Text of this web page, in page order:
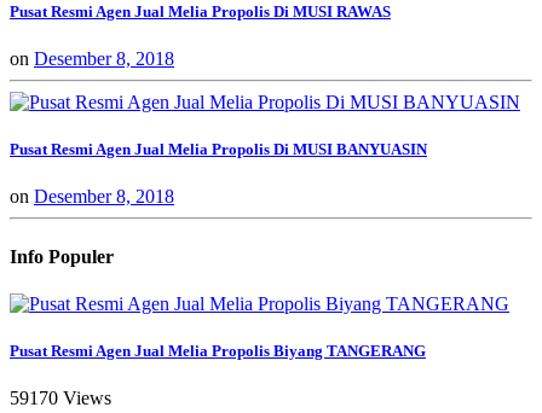
Pusat Resmi Agen Jual Melia Propolis Di MUSI RAWAS
on Desember 8, 2018
Pusat Resmi Agen Jual Melia Propolis Di MUSI BANYUASIN
on Desember 8, 2018
Info Populer
Pusat Resmi Agen Jual Melia Propolis Biyang TANGERANG
59170 Views